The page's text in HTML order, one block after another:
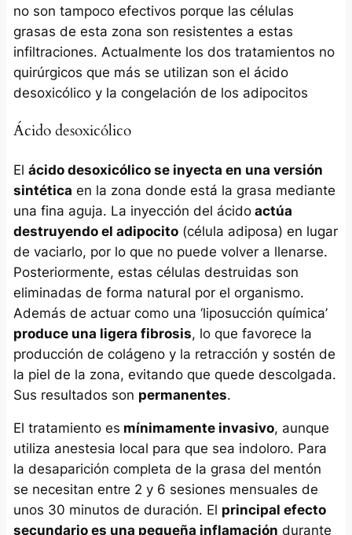
no son tampoco efectivos porque las células
grasas de esta zona son resistentes a estas
infiltraciones. Actualmente los dos tratamientos no
quirúrgicos que más se utilizan son el ácido
desoxicólico y la congelación de los adipocitos
Ácido desoxicólico
El ácido desoxicólico se inyecta en una versión
sintética en la zona donde está la grasa mediante
una fina aguja. La inyección del ácidoactúa
destruyendo el adipocito(célula adiposa) en lugar
de vaciarlo, por lo que no puede volver a llenarse.
Posteriormente, estas células destruidas son
eliminadas de forma natural por el organismo.
Además de actuar como una ‘liposucción química’
produce una ligera fibrosis, lo que favorece la
producción de colágeno y la retracción y sostén de
la piel de la zona, evitando que quede descolgada.
Sus resultados son permanentes.
El tratamiento es mínimamente invasivo, aunque
utiliza anestesia local para que sea indoloro. Para
la desaparición completa de la grasa del mentón
se necesitan entre 2 y 6 sesiones mensuales de
unos 30 minutos de duración. El principal efecto
secundario es una pequeña inflamación durante